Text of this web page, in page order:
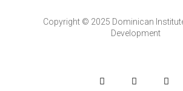
Copyright © 2025 Dominican
Development